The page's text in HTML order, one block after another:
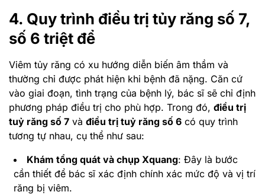
4. Quy trình điều trị tủy răng số 7,
số 6 triệt để
Viêm tủy răng có xu hướng diễn biến âm thầm và
thường chỉ được phát hiện khi bệnh đã nặng. Căn cứ
vào giai đoạn, tình trạng của bệnh lý, bác sĩ sẽ chỉ định
phương pháp điều trị cho phù hợp. Trong đó, điều trị
tuỷ răng số 7 và điều trị tuỷ răng số 6 có quy trình
tương tự nhau, cụ thể như sau:
Khám tổng quát và chụp Xquang: Đây là bước
cần thiết để bác sĩ xác định chính xác mức độ và vị trí
răng bị viêm.